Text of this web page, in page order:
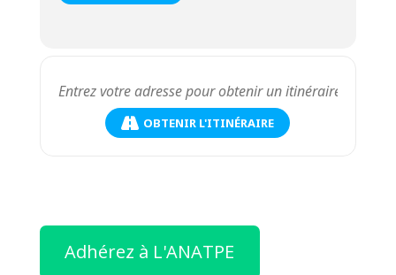
OBTENIR L'ITINÉRAIRE
Adhérez à L'ANATPE